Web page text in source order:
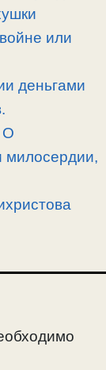
или
деньгами
О
милосердии,